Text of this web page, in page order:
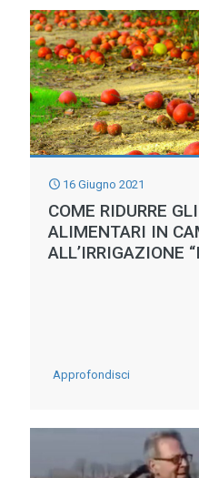
IL
CER
STUDENTI
DA
TUTTO
IL
STUDIARE
16 Giugno 2021
COME RIDURRE
ALIMENTARI IN
ALL’IRRIGAZIONE
Approfondisci-
ridurre